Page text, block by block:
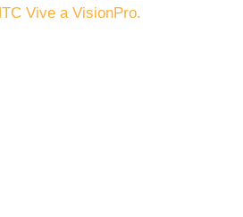
Vive a VisionPro.